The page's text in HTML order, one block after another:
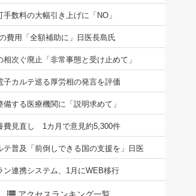
手数料の大幅引き上げに「NO」
費用「全額補助に」日医長島氏
相次ぐ廃止「非常事態と受け止めて」
子カルテ巡る厚労相の発言を評価
備する医療機関に「説明求めて」
費見直し 1カ月で意見約5,300件
テ普及「前倒しできる国の支援を」日医
ン連携システム、1月にWEB移行